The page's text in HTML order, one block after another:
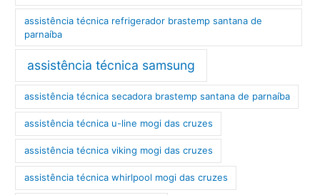
assistência técnica refrigerador brastemp santana de
parnaíba
assistência técnica samsung
assistência técnica secadora brastemp santana de parnaíba
assistência técnica u-line mogi das cruzes
assistência técnica viking mogi das cruzes
assistência técnica whirlpool mogi das cruzes